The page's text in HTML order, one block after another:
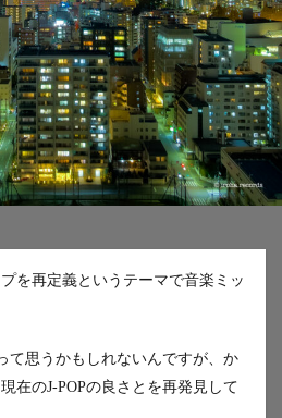
プを再定義というテーマで音楽ミッ
て思うかもしれないんですが、か
在のJ-POPの良さとを再発見して